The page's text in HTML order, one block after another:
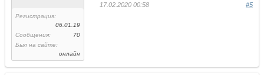
Регистрация:
06.01.19
Сообщения:
70
Был на сайте:
онлайн
17.02.2020 00:58 #5